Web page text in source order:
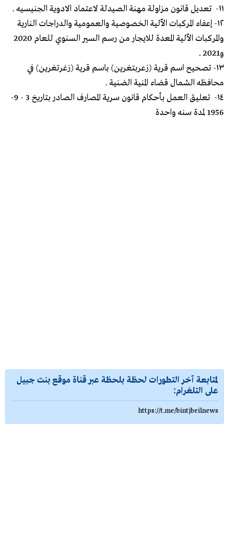
١١- تعديل قانون مزاولة مهنة الصيدلة لاعتماد الادوية الجنيسيه .
١٢- إعفاء المركبات الآلية الخصوصية والعمومية والدراجات النارية
والمركبات الآلية المعدة للايجار من رسم السير السنوي للعام 2020
و2021 .
١٣- تصحيح اسم قرية (زعربتغرين) باسم قرية (زغرتغرين) في
محافظه الشمال قضاء المنية الضنية .
١٤- تعليق العمل بأحكام قانون سرية المصارف الصادر بتاريخ 3 - 9-
1956 لمدة سنه واحدة
لمتابعة آخر التطورات لحظة بلحظة عبر قناة موقع بنت جبيل
على التلغرام:
https://t.me/bintjbeilnews